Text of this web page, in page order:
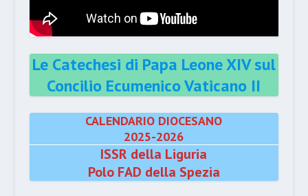
Le Catechesi di Papa Leone XIV sul
Concilio Ecumenico Vaticano II
CALENDARIO DIOCESANO
2025-2026
ISSR della Liguria
Polo FAD della Spezia